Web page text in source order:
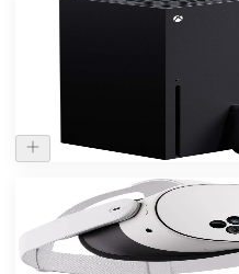
Игровая приставка
Series X
60.000 ₽
Нет в наличии
Шлем виртуальной
Quest 3s 256Gb